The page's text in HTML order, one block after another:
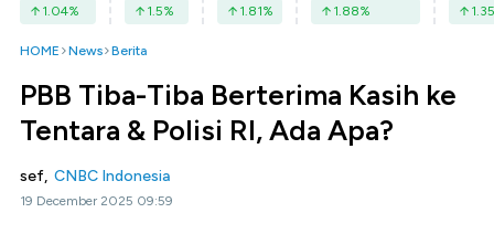
1.04% 1.5% 1.81% 1.88% 1.35
HOME News Berita
PBB Tiba-Tiba Berterima Kasih ke
Tentara & Polisi RI, Ada Apa?
sef, CNBC Indonesia
19 December 2025 09:59